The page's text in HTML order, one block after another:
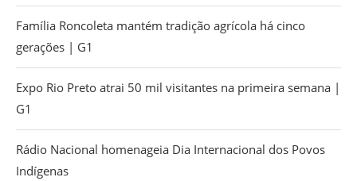
Família Roncoleta mantém tradição agrícola há cinco
gerações | G1
Expo Rio Preto atrai 50 mil visitantes na primeira semana |
G1
Rádio Nacional homenageia Dia Internacional dos Povos
Indígenas